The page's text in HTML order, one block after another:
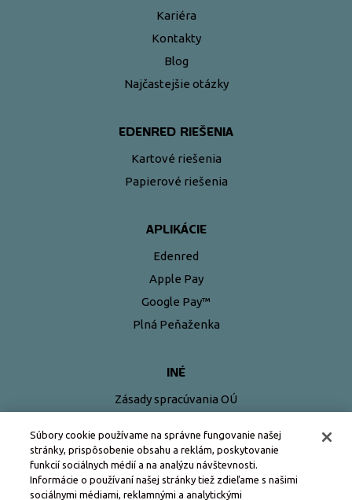
Kariéra
Kontakty
Blog
Najčastejšie otázky
EDENRED RIEŠENIA
Kartové riešenia
Papierové riešenia
APLIKÁCIE
Edenred
Apple Pay
Google Pay™
Plná Peňaženka
INÉ
Zásady spracúvania OÚ
Súbory cookie používame na správne fungovanie našej
stránky, prispôsobenie obsahu a reklám, poskytovanie
funkcií sociálnych médií a na analýzu návštevnosti.
Informácie o používaní našej stránky tiež zdieľame s našimi
sociálnymi médiami, reklamnými a analytickými